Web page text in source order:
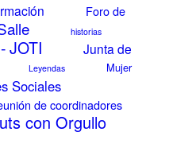
Foro de
historias
JOTI
Junta de
Leyendas Mujer
Sociales
de coordinadores
con Orgullo